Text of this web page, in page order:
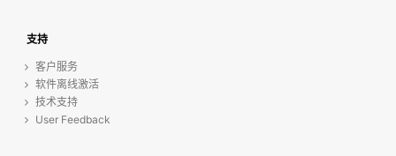
支持
客户服务
软件离线激活
技术支持
User Feedback